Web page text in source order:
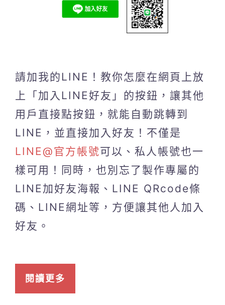
請加我的LINE！教你怎麼在網頁上放
上「加入LINE好友」的按鈕，讓其他
用戶直接點按鈕，就能自動跳轉到
LINE，並直接加入好友！不僅是
LINE@官方帳號可以、私人帳號也一
樣可用！同時，也別忘了製作專屬的
LINE加好友海報、LINE QRcode條
碼、LINE網址等，方便讓其他人加入
好友。
閱讀更多